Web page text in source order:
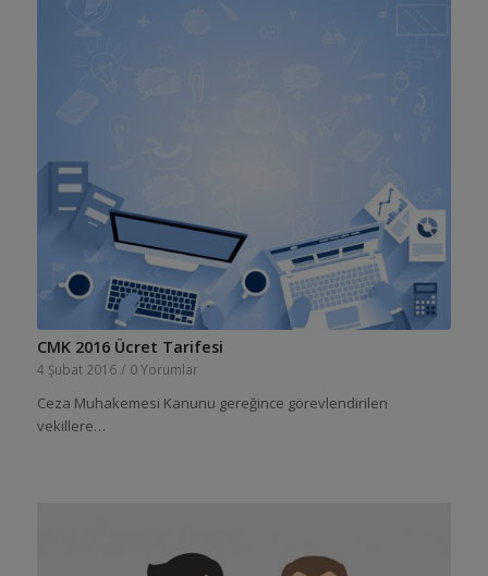
CMK 2016 Ücret Tarifesi
4 Şubat 2016 / 0 Yorumlar
Ceza Muhakemesi Kanunu gereğince görevlendirilen
vekillere…